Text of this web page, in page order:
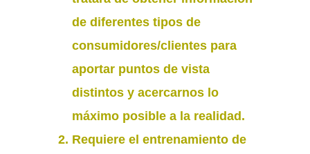
de diferentes tipos de
consumidores/clientes para
aportar puntos de vista
distintos y acercarnos lo
máximo posible a la realidad.
Requiere el entrenamiento de